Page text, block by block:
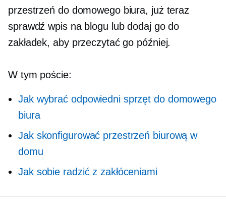
przestrzeń do domowego biura, już teraz
sprawdź wpis na blogu lub dodaj go do
zakładek, aby przeczytać go później.
W tym poście:
Jak wybrać odpowiedni sprzęt do domowego
biura
Jak skonfigurować przestrzeń biurową w
domu
Jak sobie radzić z zakłóceniami